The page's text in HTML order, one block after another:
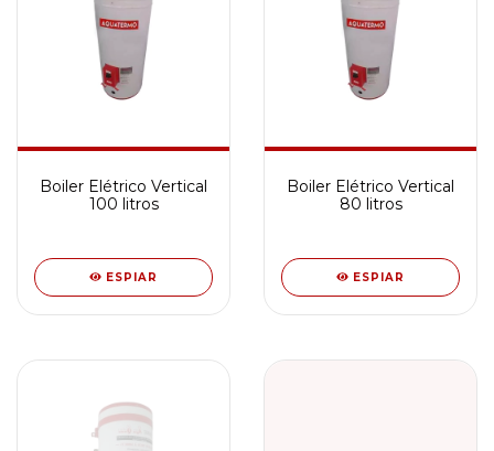
Boiler Elétrico Vertical
100 litros
ESPIAR
Boiler Elétrico Vertical
80 litros
ESPIAR